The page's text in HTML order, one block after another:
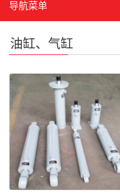
导航菜单
油缸、气缸